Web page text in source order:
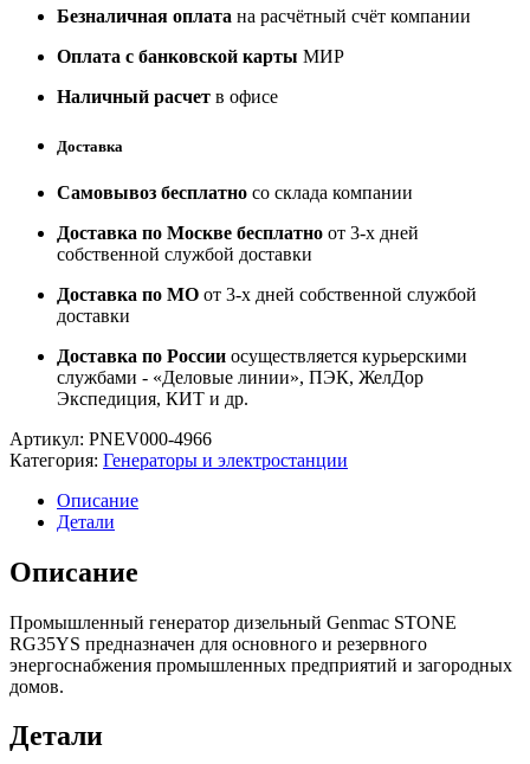
Безналичная оплата на расчётный счёт компании
Оплата с банковской карты МИР
Наличный расчет в офисе
Доставка
Самовывоз бесплатно со склада компании
Доставка по Москве бесплатно от 3-х дней
собственной службой доставки
Доставка по МО от 3-х дней собственной службой
доставки
Доставка по России осуществляется курьерскими
службами - «Деловые линии», ПЭК, ЖелДор
Экспедиция, КИТ и др.
Артикул: PNEV000-4966
Категория: Генераторы и электростанции
Описание
Детали
Описание
Промышленный генератор дизельный Genmac STONE
RG35YS предназначен для основного и резервного
энергоснабжения промышленных предприятий и загородных
домов.
Детали